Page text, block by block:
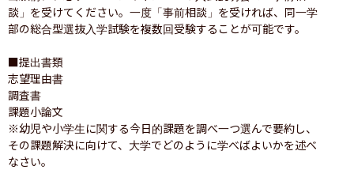
談」を受けてください。一度「事前相談」を受ければ、同一学
部の総合型選抜入学試験を複数回受験することが可能です。
■提出書類
志望理由書
調査書
課題小論文
※幼児や小学生に関する今日的課題を調べ一つ選んで要約し、
その課題解決に向けて、大学でどのように学べばよいかを述べ
なさい。